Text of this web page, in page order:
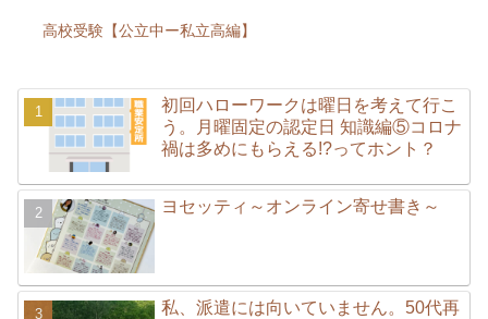
高校受験【公立中ー私立高編】
初回ハローワークは曜日を考えて行こ
う。月曜固定の認定日 知識編⑤コロナ
禍は多めにもらえる!?ってホント？
ヨセッティ～オンライン寄せ書き～
私、派遣には向いていません。50代再